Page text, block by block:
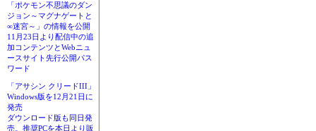
「ポケモン不思議のダン
ジョン～マグナゲートと
∞迷宮～」の情報を公開
11月23日より配信中の追
加コンテンツとWebニュ
ースサイト先行公開パス
ワード
「アサシン クリードIII」
Windows版を12月21日に
発売
ダウンロード版も同日発
売。推奨PCを本日より販